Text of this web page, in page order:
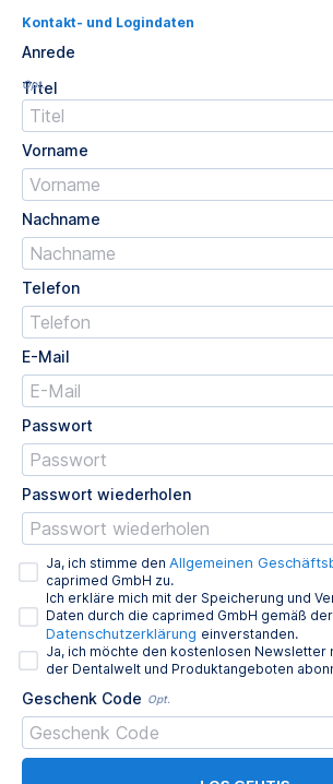
Kontakt- und Logindaten
Anrede
Titel
Opt.
Vorname
Nachname
Telefon
E-Mail
Passwort
Passwort wiederholen
Ja, ich stimme den Allgemeinen
caprimed GmbH zu.
Ich erkläre mich mit der Speicherung und
Daten durch die caprimed GmbH gemäß der
Datenschutzerklärung einverstanden.
Ja, ich möchte den kostenlosen Newsletter
der Dentalwelt und Produktangeboten
Geschenk Code Opt.